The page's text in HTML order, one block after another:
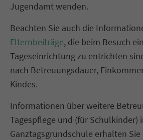
Jugendamt wenden.
Beachten Sie auch die
Elternbeiträge, die beim Besuch
Tageseinrichtung zu entrichten
nach Betreuungsdauer,
Kindes.
Informationen über weitere
Tagespflege und (für Schulkinder)
Ganztagsgrundschule erhalten Sie